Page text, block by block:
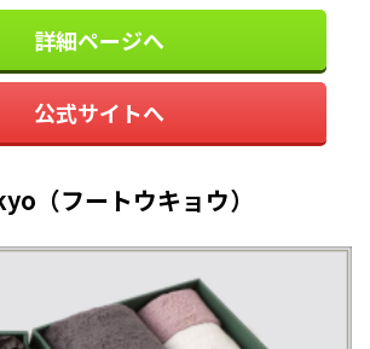
詳細ページへ
公式サイトへ
（フートウキョウ）